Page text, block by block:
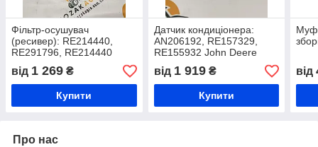
Фільтр-осушувач
(ресивер): RE214440,
RE291796, RE214440
John Deere
від 1 269 ₴
Купити
Датчик кондиціонера:
AN206192, RE157329,
RE155932 John Deere
від 1 919₴
Купити
від
Про нас